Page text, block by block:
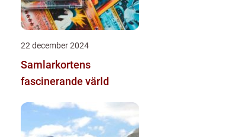
22 december 2024
Samlarkortens
fascinerande värld